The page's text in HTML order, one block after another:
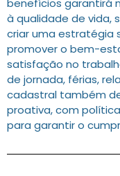
benefícios garantirá
à qualidade de vida,
criar uma estratégia
promover o bem-
satisfação no
de jornada, férias,
cadastral também
proativa, com
para garantir o